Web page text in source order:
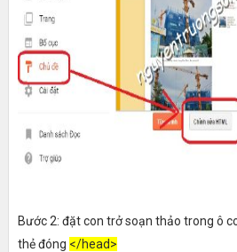
Bước 2: đặt con trở soạn thảo trong ô
thẻ đóng </head>